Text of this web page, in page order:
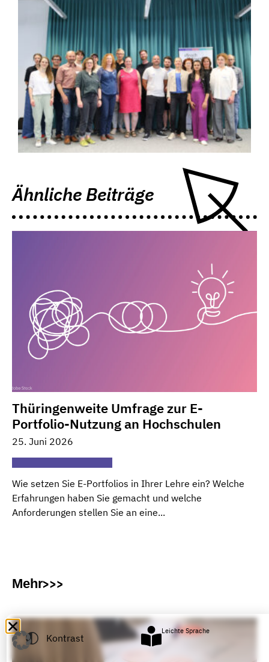
Ähnliche Beiträge
Thüringenweite Umfrage zur E-
Portfolio-Nutzung an Hochschulen
25. Juni 2026
Wie setzen Sie E-Portfolios in Ihrer Lehre ein? Welche
Erfahrungen haben Sie gemacht und welche
Anforderungen stellen Sie an eine...
Mehr
Kontrast
Leichte Sprache